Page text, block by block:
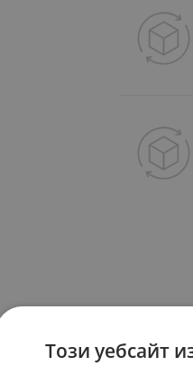
Този уебсайт